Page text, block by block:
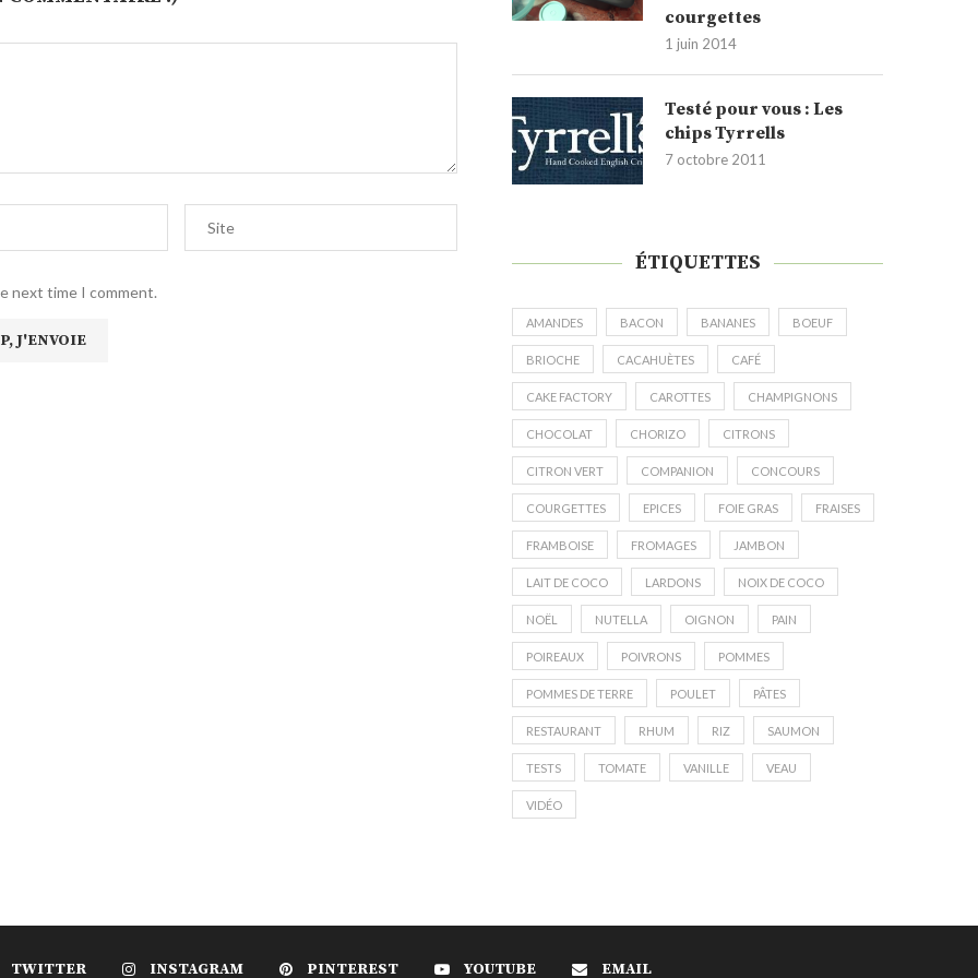
next time I comment.
courgettes
1 juin 2014
Testé pour vous : Les
chips Tyrrells
7 octobre 2011
ÉTIQUETTES
AMANDES BACON BANANES BOEUF
BRIOCHE CACAHUÈTES CAFÉ
CAKE FACTORY CAROTTES CHAMPIGNONS
CHOCOLAT CHORIZO CITRONS
CITRON VERT COMPANION CONCOURS
COURGETTES EPICES FOIE GRAS FRAISES
FRAMBOISE FROMAGES JAMBON
LAIT DE COCO LARDONS NOIX DE COCO
NOËL NUTELLA OIGNON PAIN
POIREAUX POIVRONS POMMES
POMMES DE TERRE POULET PÂTES
RESTAURANT RHUM RIZ SAUMON
TESTS TOMATE VANILLE VEAU
VIDÉO
TWITTER INSTAGRAM PINTEREST YOUTUBE EMAIL